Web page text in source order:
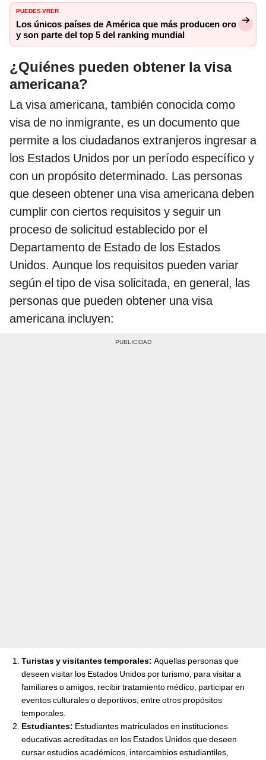
PUEDES VRER
Los únicos países de América que más producen oro
y son parte del top 5 del ranking mundial
¿Quiénes pueden obtener la visa
americana?
La visa americana, también conocida como
visa de no inmigrante, es un documento que
permite a los ciudadanos extranjeros ingresar a
los Estados Unidos por un período específico y
con un propósito determinado. Las personas
que deseen obtener una visa americana deben
cumplir con ciertos requisitos y seguir un
proceso de solicitud establecido por el
Departamento de Estado de los Estados
Unidos. Aunque los requisitos pueden variar
según el tipo de visa solicitada, en general, las
personas que pueden obtener una visa
americana incluyen:
Turistas y visitantes temporales: Aquellas personas que
deseen visitar los Estados Unidos por turismo, para visitar a
familiares o amigos, recibir tratamiento médico, participar en
eventos culturales o deportivos, entre otros propósitos
temporales.
Estudiantes: Estudiantes matriculados en instituciones
educativas acreditadas en los Estados Unidos que deseen
cursar estudios académicos, intercambios estudiantiles,